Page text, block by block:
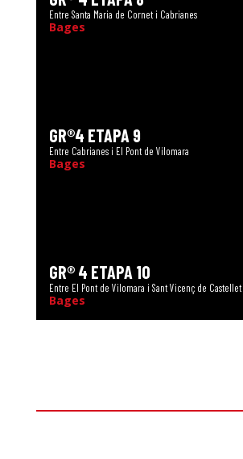
Entre Santa Maria de Cornet i Cabrianes
Bages
GR®4 ETAPA 9
Entre Cabrianes i El Pont de Vilomara
Bages
GR® 4 ETAPA 10
Entre El Pont de Vilomara i Sant Vicenç de Castellet
Bages